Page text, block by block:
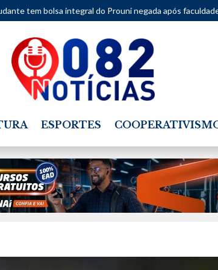
do Prouni negada após faculdade considerar
ESPORTES